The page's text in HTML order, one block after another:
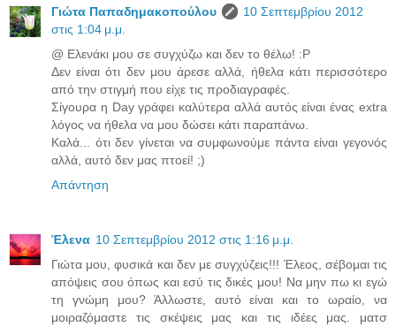
Γιώτα Παπαδημακοπούλου
10 Σεπτεμβρίου 2012
στις 1:04 μ.μ.
@ Ελενάκι μου σε συγχύζω και δεν το θέλω! :P
Δεν είναι ότι δεν μου άρεσε αλλά, ήθελα κάτι περισσότερο
από την στιγμή που είχε τις προδιαγραφές.
Σίγουρα η Day γράφει καλύτερα αλλά αυτός είναι ένας extra
λόγος να ήθελα να μου δώσει κάτι παραπάνω.
Καλά... ότι δεν γίνεται να συμφωνούμε πάντα είναι γεγονός
αλλά, αυτό δεν μας πτοεί! ;)
Απάντηση
Έλενα 10 Σεπτεμβρίου 2012 στις 1:16 μ.μ.
Γιώτα μου, φυσικά και δεν με συγχύζεις!!! Έλεος, σέβομαι τις
απόψεις σου όπως και εσύ τις δικές μου! Να μην πω κι εγώ
τη γνώμη μου? Άλλωστε, αυτό είναι και το ωραίο, να
μοιραζόμαστε τις σκέψεις μας και τις ιδέες μας. ματσ